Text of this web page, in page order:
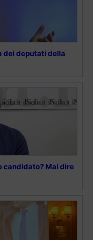
dei deputati della
candidato? Mai dire